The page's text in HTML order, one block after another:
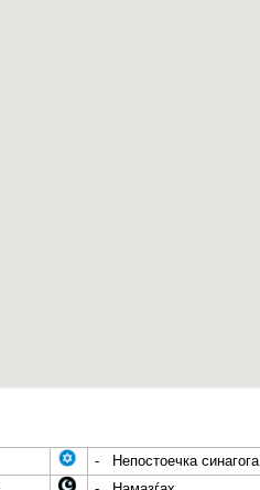
- Непостоечка синагога